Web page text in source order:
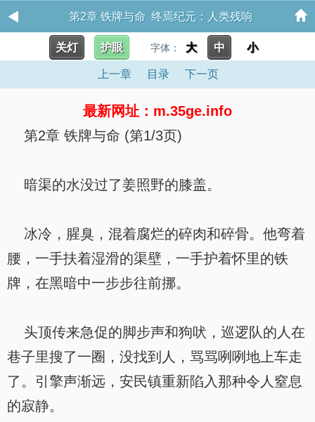
第2章 铁牌与命 终焉纪元：人类残响
关灯 护眼 字体： 大 中 小
上一章 目录 下一页
最新网址：m.35ge.info
第2章 铁牌与命 (第1/3页)
暗渠的水没过了姜照野的膝盖。
冰冷，腥臭，混着腐烂的碎肉和碎骨。他弯着
腰，一手扶着湿滑的渠壁，一手护着怀里的铁
牌，在黑暗中一步步往前挪。
头顶传来急促的脚步声和狗吠，巡逻队的人在
巷子里搜了一圈，没找到人，骂骂咧咧地上车走
了。引擎声渐远，安民镇重新陷入那种令人窒息
的寂静。